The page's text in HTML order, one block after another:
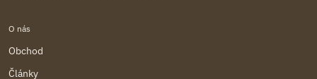
O nás
Obchod
Články